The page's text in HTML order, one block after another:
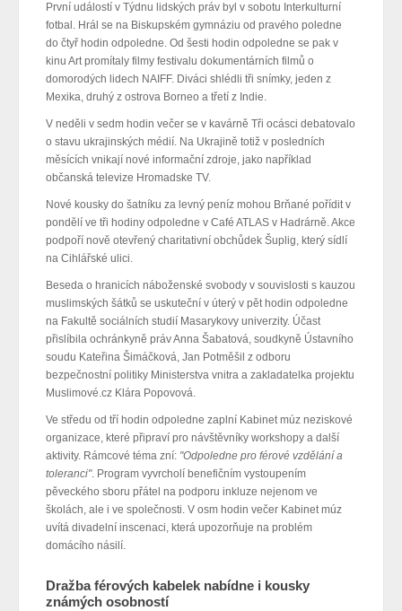
První událostí v Týdnu lidských práv byl v sobotu Interkulturní
fotbal. Hrál se na Biskupském gymnáziu od pravého poledne
do čtyř hodin odpoledne. Od šesti hodin odpoledne se pak v
kinu Art promítaly filmy festivalu dokumentárních filmů o
domorodých lidech NAIFF. Diváci shlédli tři snímky, jeden z
Mexika, druhý z ostrova Borneo a třetí z Indie.
V neděli v sedm hodin večer se v kavárně Tři ocásci debatovalo
o stavu ukrajinských médií. Na Ukrajině totiž v posledních
měsících vnikají nové informační zdroje, jako například
občanská televize Hromadske TV.
Nové kousky do šatníku za levný peníz mohou Brňané pořídit v
pondělí ve tři hodiny odpoledne v Café ATLAS v Hadrárně. Akce
podpoří nově otevřený charitativní obchůdek Šuplig, který sídlí
na Cihlářské ulici.
Beseda o hranicích náboženské svobody v souvislosti s kauzou
muslimských šátků se uskuteční v úterý v pět hodin odpoledne
na Fakultě sociálních studií Masarykovy univerzity. Účast
přislíbila ochránkyně práv Anna Šabatová, soudkyně Ústavního
soudu Kateřina Šimáčková, Jan Potměšil z odboru
bezpečnostní politiky Ministerstva vnitra a zakladatelka projektu
Muslimové.cz Klára Popovová.
Ve středu od tří hodin odpoledne zaplní Kabinet múz neziskové
organizace, které připraví pro návštěvníky workshopy a další
aktivity. Rámcové téma zní: "Odpoledne pro férové vzdělání a
toleranci". Program vyvrcholí benefičním vystoupením
pěveckého sboru přátel na podporu inkluze nejenom ve
školách, ale i ve společnosti. V osm hodin večer Kabinet múz
uvítá divadelní inscenaci, která upozorňuje na problém
domácího násilí.
Dražba férových kabelek nabídne i kousky
známých osobností